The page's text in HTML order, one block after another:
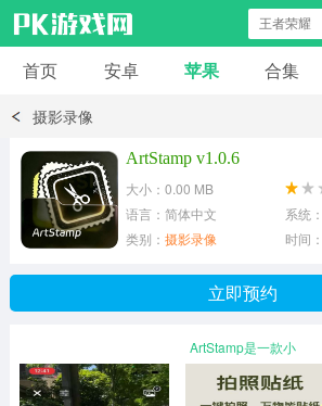
安卓应用
模拟经营
首页 安卓 苹果 合集
摄影录像
ArtStamp v1.0.6
大小：0.00 MB
语言：简体中文
系统
类别： 摄影录像 时间
立即预约
ArtStamp是一款小